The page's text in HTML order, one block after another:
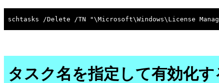
タスク名を指定して有効化す